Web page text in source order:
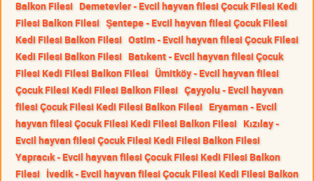
Balkon Filesi Demetevler - Evcil hayvan filesi Çocuk Filesi Kedi
Filesi Balkon Filesi Şentepe - Evcil hayvan filesi Çocuk Filesi
Kedi Filesi Balkon Filesi Ostim - Evcil hayvan filesi Çocuk Filesi
Kedi Filesi Balkon Filesi Batıkent - Evcil hayvan filesi Çocuk
Filesi Kedi Filesi Balkon Filesi Ümitköy - Evcil hayvan filesi
Çocuk Filesi Kedi Filesi Balkon Filesi Çayyolu - Evcil hayvan
filesi Çocuk Filesi Kedi Filesi Balkon Filesi Eryaman - Evcil
hayvan filesi Çocuk Filesi Kedi Filesi Balkon Filesi Kızılay -
Evcil hayvan filesi Çocuk Filesi Kedi Filesi Balkon Filesi
Yapracık - Evcil hayvan filesi Çocuk Filesi Kedi Filesi Balkon
Filesi İvedik - Evcil hayvan filesi Çocuk Filesi Kedi Filesi Balkon